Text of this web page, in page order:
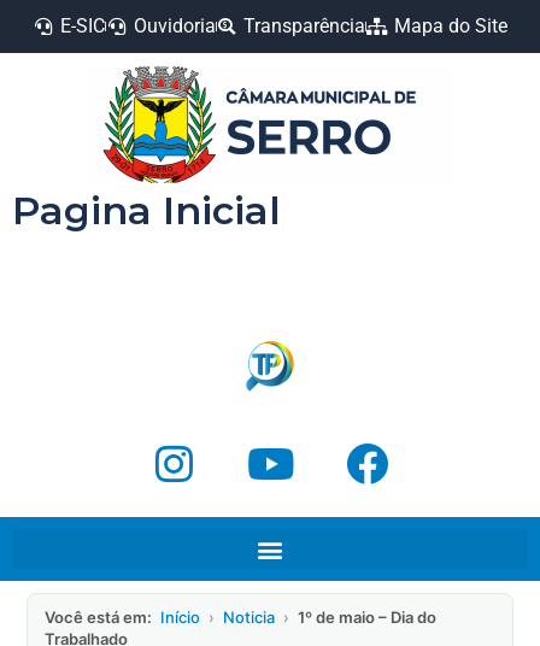
E-SIC Ouvidoria Transparência Mapa do Site
Pagina Inicial
Você está em: Início › Noticia › 1º de maio – Dia do
Trabalhado